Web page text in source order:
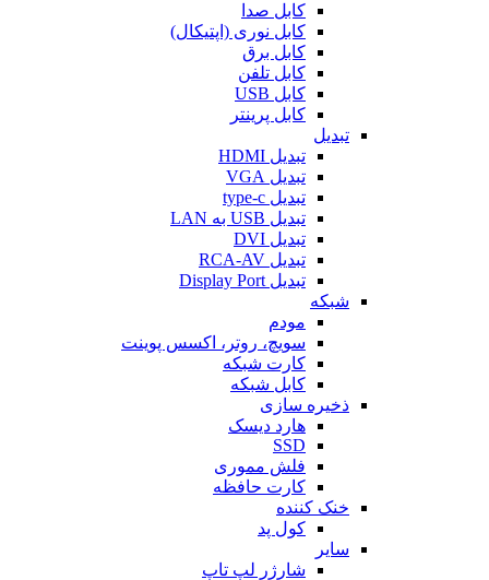
کابل صدا
کابل نوری (اپتیکال)
کابل برق
کابل تلفن
کابل USB
کابل پرینتر
تبدیل
تبدیل HDMI
تبدیل VGA
تبدیل type-c
تبدیل USB به LAN
تبدیل DVI
تبدیل RCA-AV
تبدیل Display Port
شبکه
مودم
سویچ، روتر، اکسس پوینت
کارت شبکه
کابل شبکه
ذخیره سازی
هارد دیسک
SSD
فلش مموری
کارت حافظه
خنک کننده
کول پد
سایر
شارژر لپ تاپ